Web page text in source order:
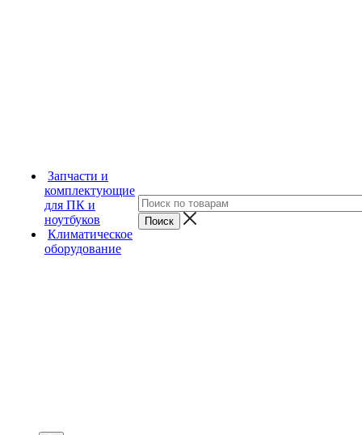
Запчасти и
комплектующие
для ПК и
ноутбуков
Климатическое
оборудование